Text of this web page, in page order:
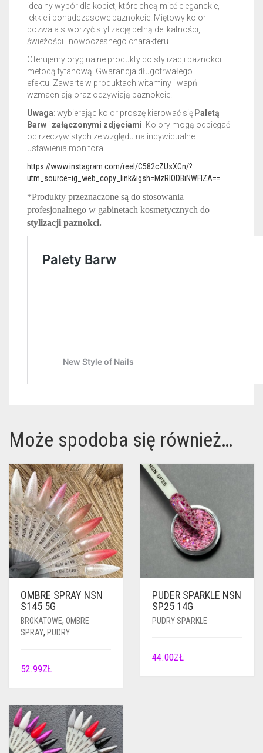
idealny wybór dla kobiet, które chcą mieć eleganckie,
lekkie i ponadczasowe paznokcie. Miętowy kolor
pozwala stworzyć stylizację pełną delikatności,
świeżości i nowoczesnego charakteru.
Oferujemy oryginalne produkty do stylizacji paznokci
metodą tytanową. Gwarancja długotrwałego
efektu. Zawarte w produktach witaminy i wapń
wzmacniają oraz odżywiają paznokcie.
Uwaga: wybierając kolor proszę kierować się Paletą
Barw i załączonymi zdjęciami . Kolory mogą odbiegać
od rzeczywistych ze względu na indywidualne
ustawienia monitora.
https://www.instagram.com/reel/C582cZUsXCn/?
utm_source=ig_web_copy_link&igsh=MzRlODBiNWFlZA==
*Produkty przeznaczone są do stosowania
profesjonalnego w gabinetach kosmetycznych do
stylizacji paznokci.
Może spodoba się również…
OMBRE SPRAY NSN
S145 5G
BROKATOWE, OMBRE
SPRAY, PUDRY
52.99ZŁ
PUDER SPARKLE NSN
SP25 14G
PUDRY SPARKLE
44.00ZŁ